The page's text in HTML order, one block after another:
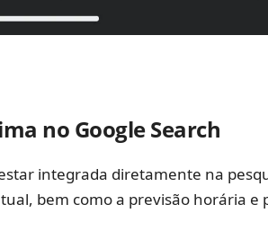
no Google Search
integrada diretamente na
bem como a previsão horária e